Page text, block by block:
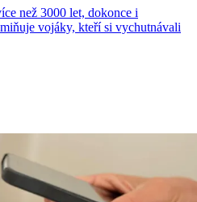
než 3000 let, dokonce i
vojáky, kteří si vychutnávali